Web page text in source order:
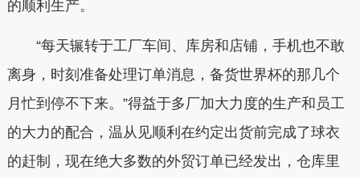
的顺利生产。
“每天辗转于工厂车间、库房和店铺，手机也不敢
离身，时刻准备处理订单消息，备货世界杯的那几个
月忙到停不下来。”得益于多厂加大力度的生产和员工
的大力的配合，温从见顺利在约定出货前完成了球衣
的赶制，现在绝大多数的外贸订单已经发出，仓库里